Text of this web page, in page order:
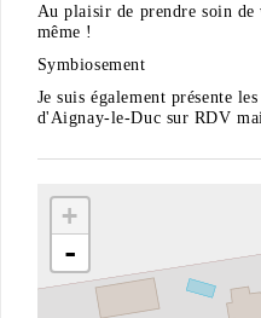
Au plaisir de prendre soin
même !
Symbiosement
Je suis également présente
d'Aignay-le-Duc sur RDV
+
-